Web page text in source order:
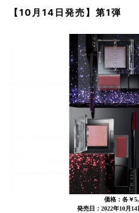
【10月14日発売】 第1弾
価格：各￥
発売日：2022年10月